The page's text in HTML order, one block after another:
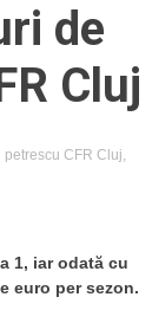
de
Cluj
petrescu CFR Cluj,
1, iar odată cu
euro per sezon.